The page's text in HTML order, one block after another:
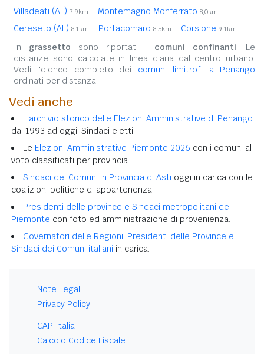
Villadeati (AL) 7,9km Montemagno Monferrato 8,0km
Cereseto (AL) 8,1km Portacomaro 8,5km Corsione 9,1km
In grassetto sono riportati i comuni confinanti. Le
distanze sono calcolate in linea d'aria dal centro urbano.
Vedi l'elenco completo dei comuni limitrofi a Penango
ordinati per distanza.
Vedi anche
L'archivio storico delle Elezioni Amministrative di Penango
dal 1993 ad oggi. Sindaci eletti.
Le Elezioni Amministrative Piemonte 2026 con i comuni al
voto classificati per provincia.
Sindaci dei Comuni in Provincia di Asti oggi in carica con le
coalizioni politiche di appartenenza.
Presidenti delle province e Sindaci metropolitani del
Piemonte con foto ed amministrazione di provenienza.
Governatori delle Regioni, Presidenti delle Province e
Sindaci dei Comuni italiani in carica.
Note Legali
Privacy Policy
CAP Italia
Calcolo Codice Fiscale